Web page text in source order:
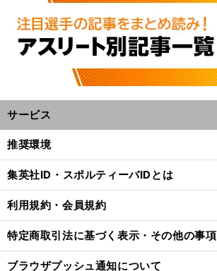
サービス
推奨環境
集英社ID・スポルティーバIDとは
利用規約・会員規約
特定商取引法に基づく表示・その他の事項
ブラウザプッシュ通知について